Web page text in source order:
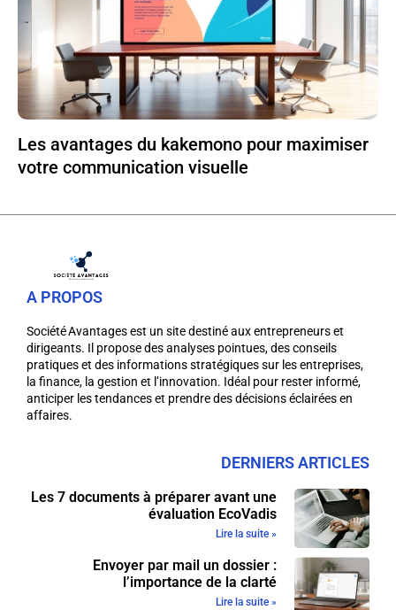
Les avantages du kakemono pour maximiser
votre communication visuelle
A PROPOS
Société Avantages est un site destiné aux entrepreneurs et
dirigeants. Il propose des analyses pointues, des conseils
pratiques et des informations stratégiques sur les entreprises,
la finance, la gestion et l’innovation. Idéal pour rester informé,
anticiper les tendances et prendre des décisions éclairées en
affaires.
DERNIERS ARTICLES
Les 7 documents à préparer avant une
évaluation EcoVadis
Lire la suite »
Envoyer par mail un dossier :
l’importance de la clarté
Lire la suite »